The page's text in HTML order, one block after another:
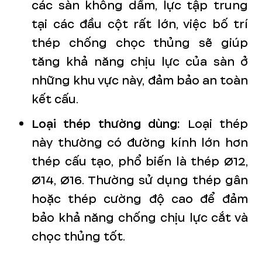
các sàn không dầm, lực tập trung
tại các đầu cột rất lớn, việc bố trí
thép chống chọc thủng sẽ giúp
tăng khả năng chịu lực của sàn ở
những khu vực này, đảm bảo an toàn
kết cấu.
Loại thép thường dùng: Loại thép
này thường có đường kính lớn hơn
thép cấu tạo, phổ biến là thép Ø12,
Ø14, Ø16. Thường sử dụng thép gân
hoặc thép cường độ cao để đảm
bảo khả năng chống chịu lực cắt và
chọc thủng tốt.